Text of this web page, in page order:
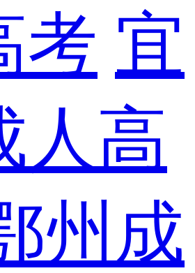
考 宜
人高
州成